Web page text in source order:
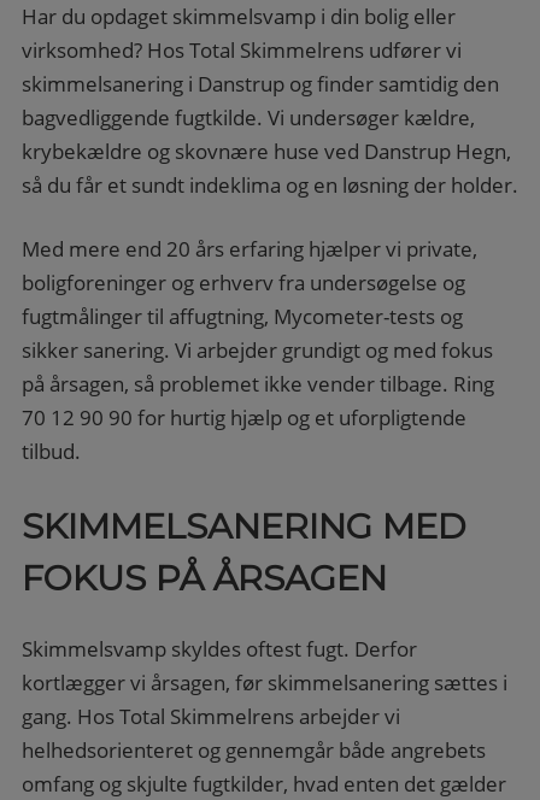
Har du opdaget skimmelsvamp i din bolig eller
virksomhed? Hos Total Skimmelrens udfører vi
skimmelsanering i Danstrup og finder samtidig den
bagvedliggende fugtkilde. Vi undersøger kældre,
krybekældre og skovnære huse ved Danstrup Hegn,
så du får et sundt indeklima og en løsning der holder.
Med mere end 20 års erfaring hjælper vi private,
boligforeninger og erhverv fra undersøgelse og
fugtmålinger til affugtning, Mycometer-tests og
sikker sanering. Vi arbejder grundigt og med fokus
på årsagen, så problemet ikke vender tilbage. Ring
70 12 90 90 for hurtig hjælp og et uforpligtende
tilbud.
SKIMMELSANERING MED
FOKUS PÅ ÅRSAGEN
Skimmelsvamp skyldes oftest fugt. Derfor
kortlægger vi årsagen, før skimmelsanering sættes i
gang. Hos Total Skimmelrens arbejder vi
helhedsorienteret og gennemgår både angrebets
omfang og skjulte fugtkilder, hvad enten det gælder